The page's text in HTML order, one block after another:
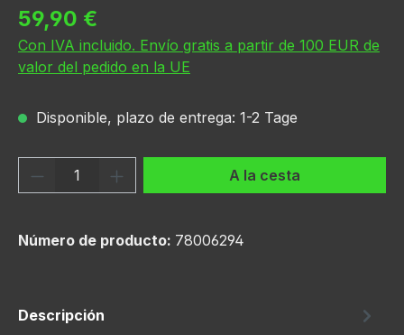
Precio normal:
59,90 €
Con IVA incluido. Envío gratis a partir de 100 EUR de
valor del pedido en la UE
Disponible, plazo de entrega: 1-2 Tage
Cantidad del producto: introduce la
A la cesta
Número de producto: 78006294
Descripción